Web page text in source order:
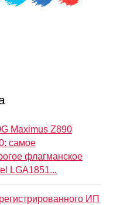
Maximus Z890
самое
флагманское
LGA1851...
ИП